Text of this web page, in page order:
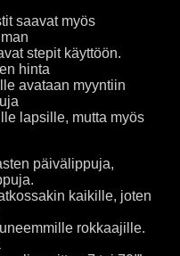
saavat myös
stepit käyttöön.
hinta
avataan myyntiin
lapsille, mutta myös
päivälippuja,
kaikille, joten
rokkaajille.